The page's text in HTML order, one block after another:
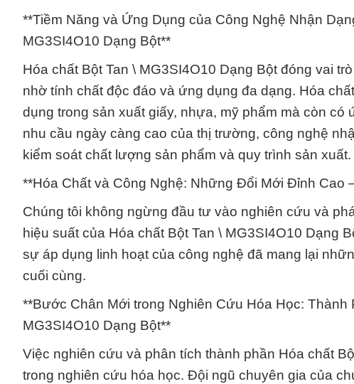
**Tiềm Năng và Ứng Dụng của Công Nghệ Nhận
MG3SI4O10 Dạng Bột**
Hóa chất Bột Tan \ MG3SI4O10 Dạng Bột đóng vai
nhờ tính chất độc đáo và ứng dụng đa dạng. Hóa
dụng trong sản xuất giấy, nhựa, mỹ phẩm mà còn
nhu cầu ngày càng cao của thị trường, công nghệ
kiểm soát chất lượng sản phẩm và quy trình sản xuất.
**Hóa Chất và Công Nghệ: Những Đổi Mới Đỉnh Cao
Chúng tôi không ngừng đầu tư vào nghiên cứu và
hiệu suất của Hóa chất Bột Tan \ MG3SI4O10
sự áp dụng linh hoạt của công nghệ đã mang lại
cuối cùng.
**Bước Chân Mới trong Nghiên Cứu Hóa Học:
MG3SI4O10 Dạng Bột**
Việc nghiên cứu và phân tích thành phần Hóa chất
trong nghiên cứu hóa học. Đội ngũ chuyên gia của